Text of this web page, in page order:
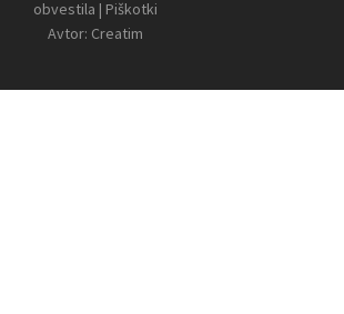
obvestila | Piškotki
Avtor: Creatim